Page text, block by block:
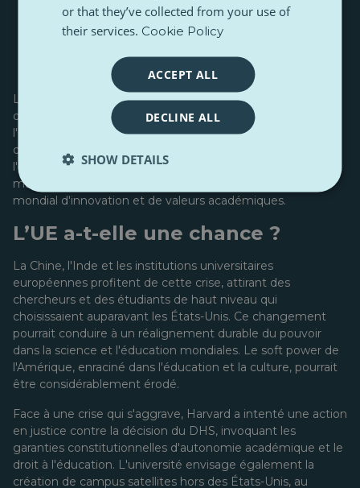
Lawrence Wong(Premier ministre de
Singapour),
Mark Carney(Premier ministre du Canada).
La politique américaine actuelle en matière
d'enseignement supérieur pourrait entraver la capacité de
l'université à former de futurs dirigeants. La perte
d'étudiants internationaux, les départs d'enseignants et
l'atteinte à la réputation fragilisent non seulement Harvard,
mais aussi la position des États-Unis en tant que pôle
mondial d'innovation et de valeurs académiques.
L’UE a-t-elle une chance ?
La Chine, l'Inde et les institutions universitaires
européennes profitent de cette crise, attirant des
chercheurs et des étudiants de haut niveau qui
choisissaient auparavant les États-Unis. Ce changement
pourrait conduire à un réalignement durable du pouvoir
dans la science et l'éducation mondiales. Le soft power de
l'Amérique, enraciné dans l'éducation et la culture, pourrait
être considérablement érodé.
Face à une crise qui s'aggrave, Harvard a intenté une action
en justice contre la décision du DHS, invoquant les
garanties constitutionnelles d'autonomie académique et le
droit à l'éducation. L'université envisage également la
création de campus satellites hors des États-Unis, au
or that they’ve collected from your use of
their services. Cookie Policy
ACCEPT ALL
DECLINE ALL
SHOW DETAILS